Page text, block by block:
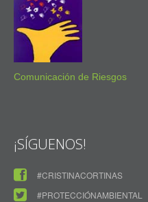
Comunicación de Riesgos
¡SÍGUENOS!
#CRISTINACORTINAS
#PROTECCIÓNAMBIENTAL